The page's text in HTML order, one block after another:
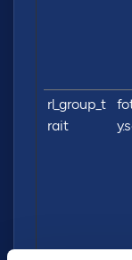
rl_group_t
rait